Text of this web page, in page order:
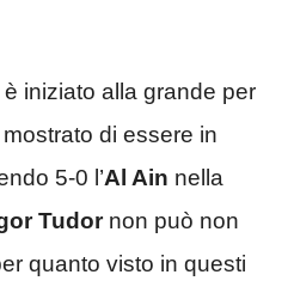
iniziato alla grande per
di essere in
5-0 l’Al Ain nella
Tudor non può non
quanto visto in questi